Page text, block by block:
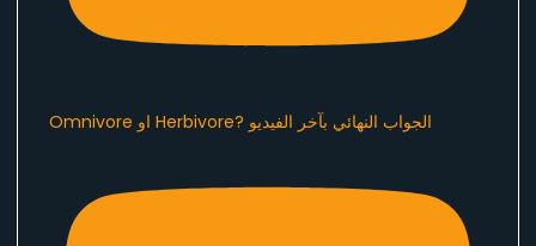
Omnivore او Herbivore? الجواب النهائي بآخر الفيديو